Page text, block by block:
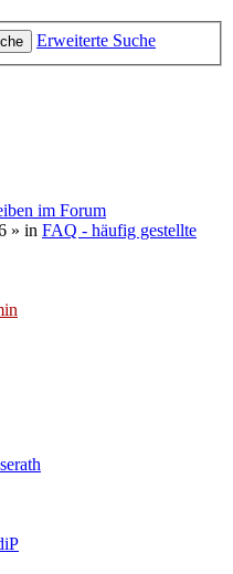
Erweiterte Suche
im Forum
» in FAQ - häufig gestellte